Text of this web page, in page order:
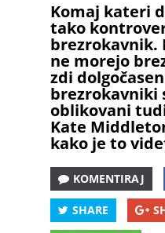
Komaj kateri
tako
brezrokavnik.
ne morejo
zdi
brezrokavniki
oblikovani
Kate
kako je to
KOMENTIRAJ
SHARE